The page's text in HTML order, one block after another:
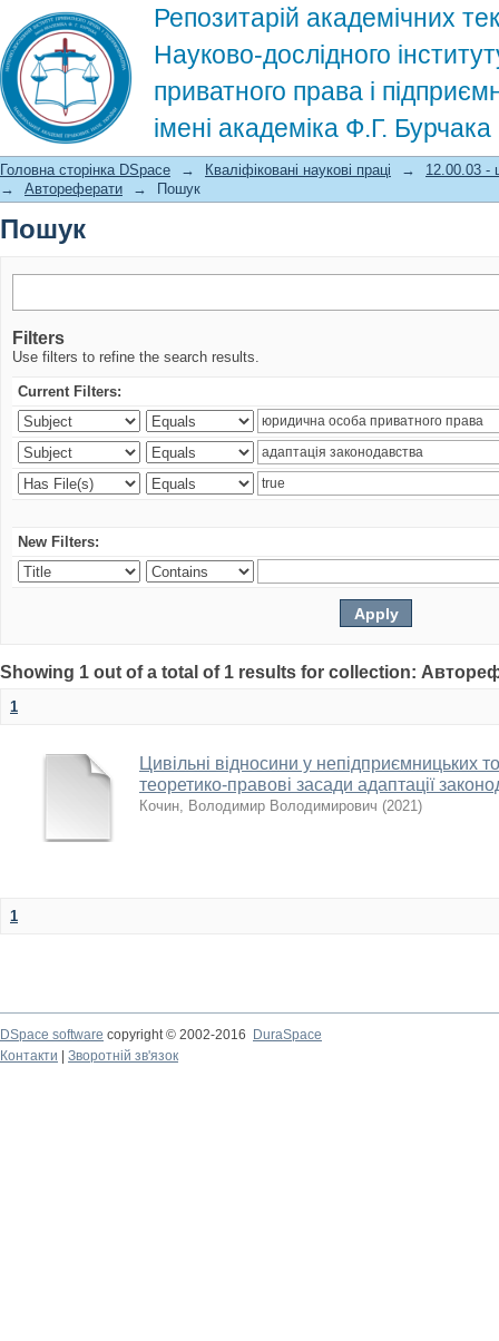
Репозитарій академічних
Науково-дослідного
приватного права і
імені академіка Ф.Г.
Пошук
Головна сторінка DSpace → Кваліфіковані наукові праці →
12.00.03 -
→
Автореферати → Пошук
Пошук
Filters
Use filters to refine the search results.
Current Filters:
New Filters:
Showing 1 out of a total of 1 results for collection:
1
Цивільні відносини у непідприємницьких
теоретико-правові засади адаптації
Кочин, Володимир Володимирович (2021)
1
DSpace software copyright © 2002-2016
DuraSpace
Контакти
Зворотній зв'язок